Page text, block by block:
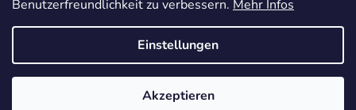
Benutzerfreundlichkeit zu verbessern. Mehr Infos
Einstellungen
Akzeptieren
Erstellt von Shoptet
Copyright 2026DREVKO. Alle Rechte vorbehalten.